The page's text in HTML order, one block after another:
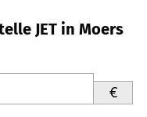
JET in Moers
€